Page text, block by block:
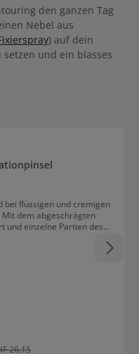
den ganzen Tag
Nebel aus
) auf dein
setzen und ein blasses
bei flüssigen und cremigen
dem abgeschrägten
und einzelne Partien des
Anwendung
Preis:
26.15